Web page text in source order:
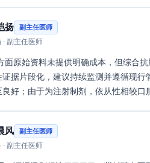
扬 副主任医师
· 副主任医师
据片段化，建议持续监测并遵循现行
良好；由于为注射制剂，依从性相较口
风 副主任医师
· 副主任医师